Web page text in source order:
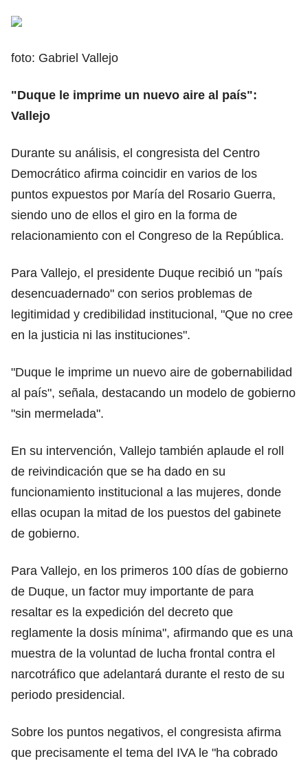
foto: Gabriel Vallejo
"Duque le imprime un nuevo aire al país":
Vallejo
Durante su análisis, el congresista del Centro
Democrático afirma coincidir en varios de los
puntos expuestos por María del Rosario Guerra,
siendo uno de ellos el giro en la forma de
relacionamiento con el Congreso de la República.
Para Vallejo, el presidente Duque recibió un "país
desencuadernado" con serios problemas de
legitimidad y credibilidad institucional, "Que no cree
en la justicia ni las instituciones".
"Duque le imprime un nuevo aire de gobernabilidad
al país", señala, destacando un modelo de gobierno
"sin mermelada".
En su intervención, Vallejo también aplaude el roll
de reivindicación que se ha dado en su
funcionamiento institucional a las mujeres, donde
ellas ocupan la mitad de los puestos del gabinete
de gobierno.
Para Vallejo, en los primeros 100 días de gobierno
de Duque, un factor muy importante de para
resaltar es la expedición del decreto que
reglamente la dosis mínima", afirmando que es una
muestra de la voluntad de lucha frontal contra el
narcotráfico que adelantará durante el resto de su
periodo presidencial.
Sobre los puntos negativos, el congresista afirma
que precisamente el tema del IVA le "ha cobrado